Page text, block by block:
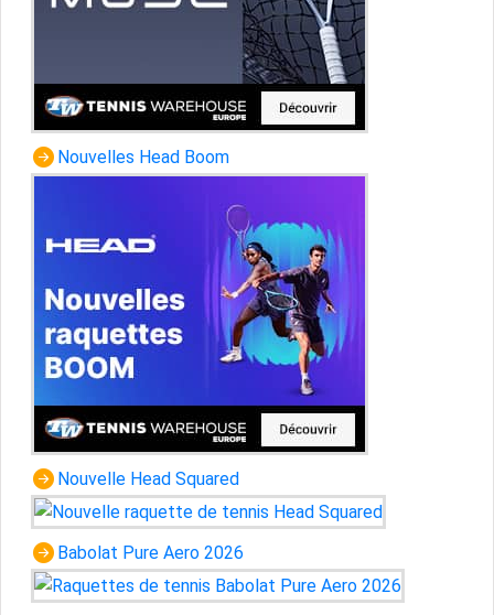
Nouvelles Head Boom
Nouvelle Head Squared
Babolat Pure Aero 2026